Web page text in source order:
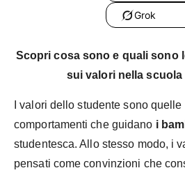
Grok
Scopri cosa sono e quali sono
sui valori nella
I valori dello studente sono
comportamenti che guidano i
studentesca. Allo stesso modo, i
pensati come convinzioni che